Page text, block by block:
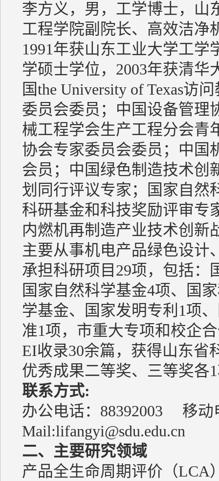
李方义，男，工学博士，山
工程学院副院长、高效洁净
1991年获山东工业大学工学
学硕士学位，2003年获清华
国the University of Texas访
委员会委员；中国设备管理
械工程学会生产工程分会青
协会专家委员会委员；中国
会员；中国绿色制造技术创
划同行评议专家；国家自然
科研基金和科技奖励评审专
内燃机再制造产业技术创新
主要从事机电产品绿色设计
承担科研项目29项，包括：
国家自然科学基金4项、国
学基金、国家发明专利1项
准1项，市重大专项和校企
EI收录30余篇，获得山东省
优秀成果二等奖、三等奖各
联系方式:
办公电话：88392003 移动
Mail:lifangyi@sdu.edu.cn
二、主要研究领域
产品全生命周期评价（LCA